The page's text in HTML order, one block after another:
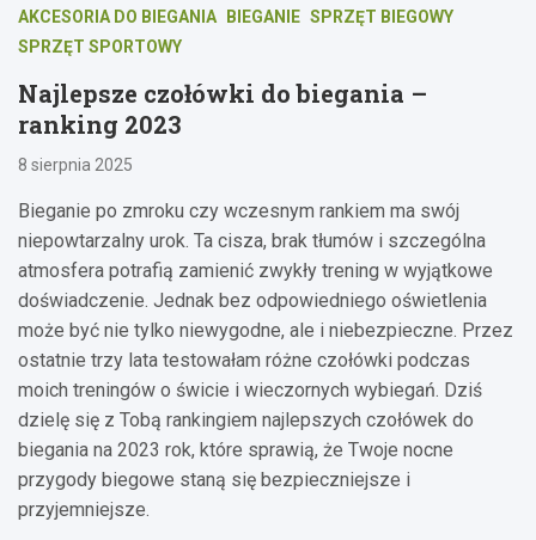
AKCESORIA DO BIEGANIA BIEGANIE SPRZĘT BIEGOWY
SPRZĘT SPORTOWY
Najlepsze czołówki do biegania –
ranking 2023
8 sierpnia 2025
Bieganie po zmroku czy wczesnym rankiem ma swój
niepowtarzalny urok. Ta cisza, brak tłumów i szczególna
atmosfera potrafią zamienić zwykły trening w wyjątkowe
doświadczenie. Jednak bez odpowiedniego oświetlenia
może być nie tylko niewygodne, ale i niebezpieczne. Przez
ostatnie trzy lata testowałam różne czołówki podczas
moich treningów o świcie i wieczornych wybiegań. Dziś
dzielę się z Tobą rankingiem najlepszych czołówek do
biegania na 2023 rok, które sprawią, że Twoje nocne
przygody biegowe staną się bezpieczniejsze i
przyjemniejsze.